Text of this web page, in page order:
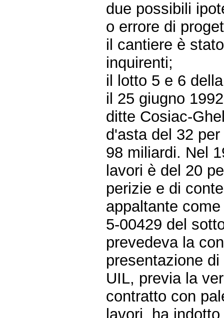
due possibili
o errore di
il cantiere è
inquirenti;
il lotto 5 e 6
il 25 giugno
ditte Cosiac-
d'asta del 32
98 miliardi. Nel
lavori è del 20
perizie e di
appaltante
5-00429 del
prevedeva la
presentazione
UIL, previa la
contratto con
lavori, ha